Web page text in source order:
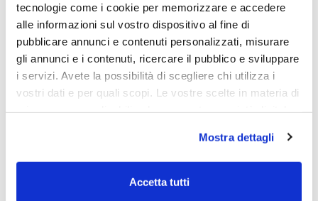
tecnologie come i cookie per memorizzare e accedere
alle informazioni sul vostro dispositivo al fine di
pubblicare annunci e contenuti personalizzati, misurare
gli annunci e i contenuti, ricercare il pubblico e sviluppare
i servizi. Avete la possibilità di scegliere chi utilizza i
vostri dati e per quali scopi. Le vostre scelte in materia di
modificare o revocare il proprio consenso in qualsiasi
momento dalla Dichiarazione sui cookie o facendo clic
sull'icona di attivazione della privacy.
Mostra dettagli
Accetta tutti
- 14% - 17%